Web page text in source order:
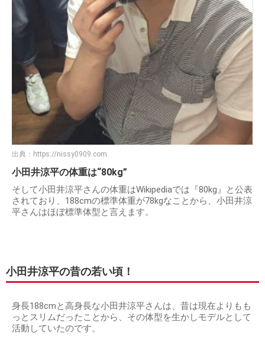
出典： https://nissy0909.com
小田井涼平の体重は“80kg”
そして小田井涼平さんの体重はWikipediaでは『80kg』と公表
されており、188cmの標準体重が78kgなことから、小田井涼
平さんはほぼ標準体型と言えます。
小田井涼平の昔の若い頃！
身長188cmと高身長な小田井涼平さんは、昔は現在よりもも
っとスリムだったことから、その体型を生かしモデルとして
活動していたのです。